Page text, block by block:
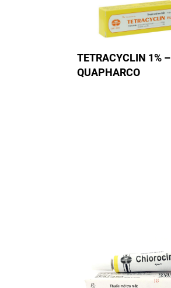
TETRACYCLIN 1% –
QUAPHARCO